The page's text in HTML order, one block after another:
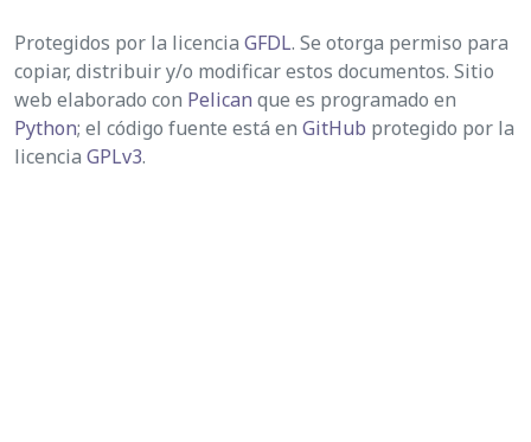
Protegidos por la licencia GFDL. Se otorga permiso para
copiar, distribuir y/o modificar estos documentos. Sitio
web elaborado con Pelican que es programado en
Python; el código fuente está en GitHub protegido por la
licencia GPLv3.